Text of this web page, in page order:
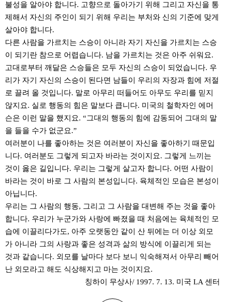
불성을 알아야 합니다. 고향으로 돌아가기 위해 그리고 자신을 통
제해서 자신의 주인이 되기 위해 우리는 부처와 신의 기준에 맞게
살아야 합니다.
다른 사람을 가르치는 스승이 아니라 자기 자신을 가르치는 스승
이 되기란 참으로 어렵습니다. 남을 가르치는 것은 아주 쉬워요.
고대로부터 깨달은 스승들은 모두 자신의 스승이 되었습니다. 우
리가 자기 자신의 스승이 된다면 남들이 우리의 자장과 힘에 저절
로 끌려 올 것입니다. 말로 아무리 떠들어도 아무도 우리를 믿지
않지요. 실로 행동의 힘은 말보다 큽니다. 미국의 철학자인 에머
슨은 이런 말을 했지요. “그대의 행동의 힘에 감동되어 그대의 말
을 들을 수가 없군요.”
여러분이 나를 좋아하는 것은 여러분이 자신을 좋아하기 때문입
니다. 여러분도 그렇게 되고자 바라는 것이지요. 그렇게 느끼는
것이 옳은 길입니다. 우리는 그렇게 살고자 합니다. 어떤 사람이
바라는 것이 바로 그 사람의 본성입니다. 육체적인 모습은 본성이
아닙니다.
우리는 그 사람의 행동, 그리고 그 사람을 대변해 주는 것을 좋아
합니다. 우리가 누군가와 사랑에 빠졌을 때 처음에는 육체적인 모
습에 이끌리다가도, 아주 오랫동안 같이 산 뒤에는 더 이상 외모
가 아니라 그의 사랑과 좋은 성격과 삶의 방식에 이끌리게 되는
것과 같습니다. 외모를 날마다 보다 보니 익숙해져서 아무리 빼어
난 외모라고 해도 식상해지고 마는 것이지요.
칭하이 무상사/ 1997. 7. 13. 미국 LA 센터